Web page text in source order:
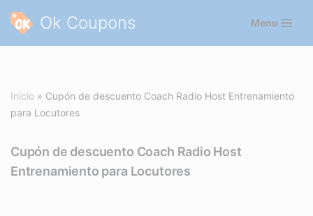
Pular
Ok Coupons Menu
Início » Cupón de descuento Coach Radio Host Entrenamiento
para Locutores
Cupón de descuento Coach Radio Host
Entrenamiento para Locutores